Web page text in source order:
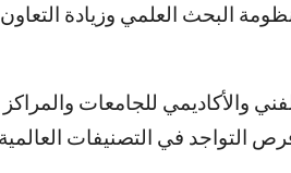
البحث العلمي وزيادة
والأكاديمي للجامعات والمراكز
التواجد في التصنيفات